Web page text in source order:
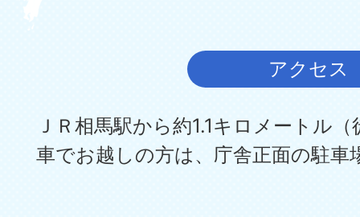
アクセス
ＪＲ相馬駅から約1.1キロメートル
車でお越しの方は、庁舎正面の駐車